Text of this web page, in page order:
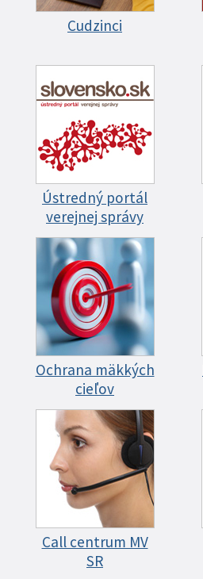
Cudzinci
Ústredný portál
verejnej správy
Ochrana mäkkých
cieľov
Call centrum MV
SR